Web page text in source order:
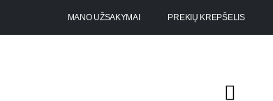
MANO UŽSAKYMAI PREKIŲ KREPŠELIS